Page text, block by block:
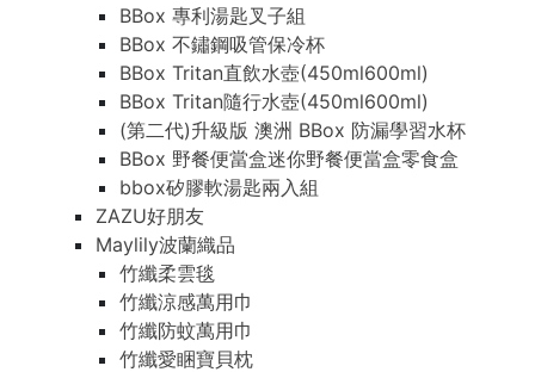
BBox 專利湯匙叉子組
BBox 不鏽鋼吸管保冷杯
BBox Tritan直飲水壺(450ml600ml)
BBox Tritan隨行水壺(450ml600ml)
(第二代)升級版 澳洲 BBox 防漏學習水杯
BBox 野餐便當盒迷你野餐便當盒零食盒
bbox矽膠軟湯匙兩入組
ZAZU好朋友
Maylily波蘭織品
竹纖柔雲毯
竹纖涼感萬用巾
竹纖防蚊萬用巾
竹纖愛睏寶貝枕